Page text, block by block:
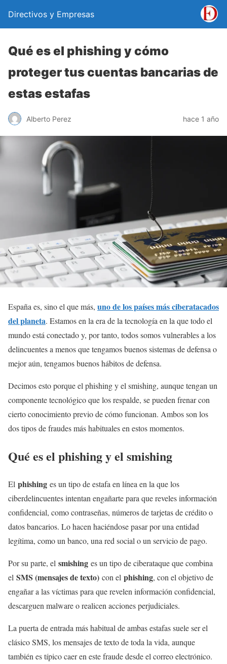
Directivos y Empresas
Qué es el phishing y cómo
proteger tus cuentas bancarias de
estas estafas
Alberto Perez hace 1 año
España es, sino el que más, uno de los países más ciberatacados
del planeta. Estamos en la era de la tecnología en la que todo el
mundo está conectado y, por tanto, todos somos vulnerables a los
delincuentes a menos que tengamos buenos sistemas de defensa o
mejor aún, tengamos buenos hábitos de defensa.
Decimos esto porque el phishing y el smishing, aunque tengan un
componente tecnológico que los respalde, se pueden frenar con
cierto conocimiento previo de cómo funcionan. Ambos son los
dos tipos de fraudes más habituales en estos momentos.
Qué es el phishing y el smishing
El phishing es un tipo de estafa en línea en la que los
ciberdelincuentes intentan engañarte para que reveles información
confidencial, como contraseñas, números de tarjetas de crédito o
datos bancarios. Lo hacen haciéndose pasar por una entidad
legítima, como un banco, una red social o un servicio de pago.
Por su parte, el smishing es un tipo de ciberataque que combina
el SMS (mensajes de texto) con el phishing, con el objetivo de
engañar a las víctimas para que revelen información confidencial,
descarguen malware o realicen acciones perjudiciales.
La puerta de entrada más habitual de ambas estafas suele ser el
clásico SMS, los mensajes de texto de toda la vida, aunque
también es típico caer en este fraude desde el correo electrónico.